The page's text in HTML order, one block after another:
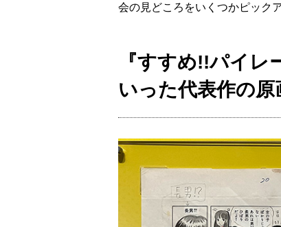
会の見どころをいくつかピック
『すすめ!!パイ
いった代表作の原